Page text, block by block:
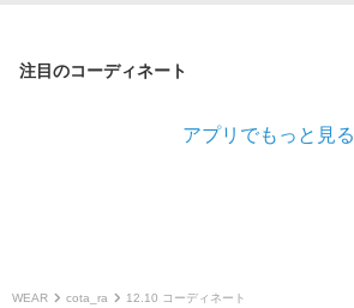
注目のコーディネート
アプリでもっと見る
WEAR cota_ra 12.10 コーディネート